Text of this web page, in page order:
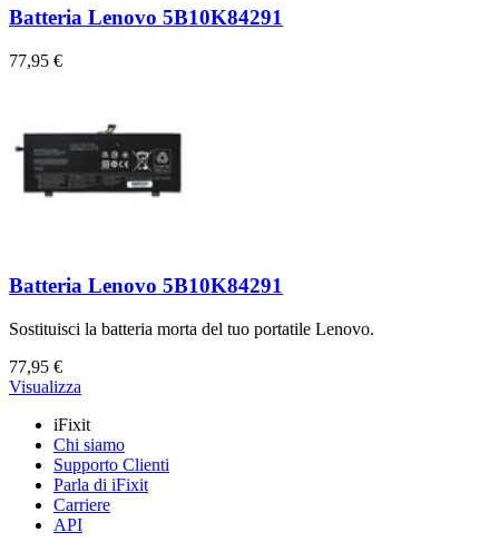
Batteria Lenovo 5B10K84291
77,95 €
Batteria Lenovo 5B10K84291
Sostituisci la batteria morta del tuo portatile Lenovo.
77,95 €
Visualizza
iFixit
Chi siamo
Supporto Clienti
Parla di iFixit
Carriere
API